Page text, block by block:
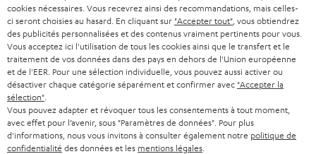
u
v
e
o
n
g
e
Newsletter
Savoir-vivre
Paramètres de confidentialité
Politique de confidentialité
Mentions légales
Deutsch
English
Français
cookies nécessaires. Vous recevrez ainsi des recommandations, mais celles-
ci seront choisies au hasard. En cliquant sur "Accepter tout" , vous obtiendrez
des publicités personnalisées et des contenus vraiment pertinents pour vous.
Vous acceptez ici l'utilisation de tous les cookies ainsi que le transfert et le
traitement de vos données dans des pays en dehors de l'Union européenne
et de l'EER. Pour une sélection individuelle, vous pouvez aussi activer ou
désactiver chaque catégorie séparément et confirmer avec "Accepter la
sélection"
Vous pouvez adapter et révoquer tous les consentements à tout moment,
avec effet pour l’avenir, sous "Paramètres de données". Pour plus
d'informations, nous vous invitons à consulter également notre politique de
confidentialité des données et les mentions légales